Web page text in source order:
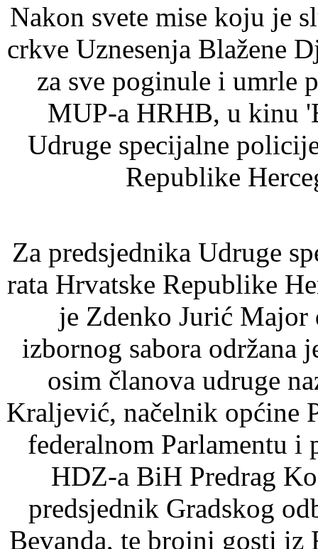
Nakon svete mise koju je
crkve Uznesenja Blažene
za sve poginule i umrle
MUP-a HRHB, u kinu
Udruge specijalne
Republike
Za predsjednika Udruge
rata Hrvatske Republike
je Zdenko Jurić Major
izbornog sabora održana
osim članova udruge
Kraljević, načelnik općine
federalnom Parlamentu i
HDZ-a BiH Predrag
predsjednik Gradskog
Bevanda, te brojni gosti iz